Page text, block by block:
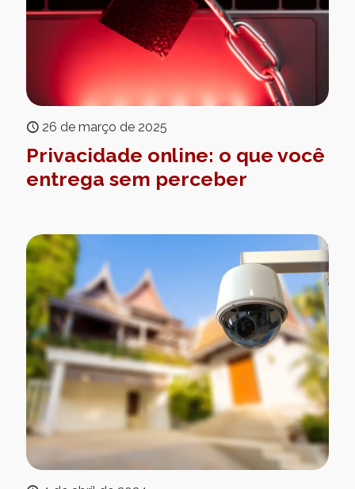
26 de março de 2025
Privacidade online: o que você
entrega sem perceber